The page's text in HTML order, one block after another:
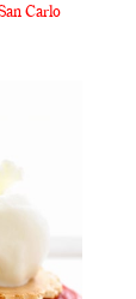
Carlo